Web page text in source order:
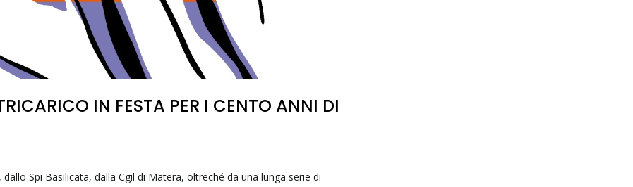
IN FESTA PER I CENTO ANNI DI
Spi Basilicata, dalla Cgil di Matera, oltreché da una lunga serie di